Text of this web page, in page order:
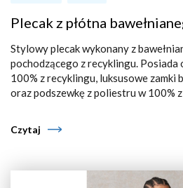
Plecak z płótna
Stylowy plecak wykonany z
pochodzącego z recyklingu. Posiada
100% z recyklingu, luksusowe zamki
oraz podszewkę z poliestru w 100%
Czytaj